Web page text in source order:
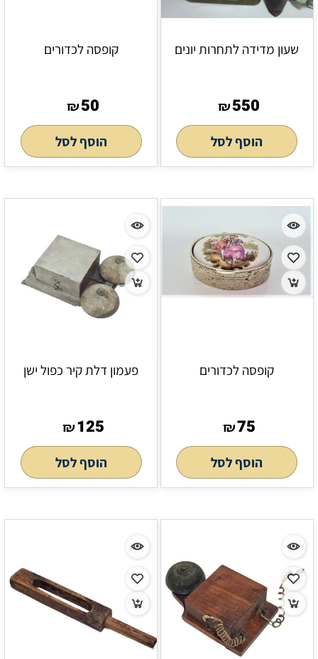
שעון מדידה לתחרות יונים
₪550
הוסף לסל
קופסה לכדורים
₪50
הוסף לסל
קופסה לכדורים
₪75
הוסף לסל
פעמון דלת קיר כפול ישן
₪125
הוסף לסל